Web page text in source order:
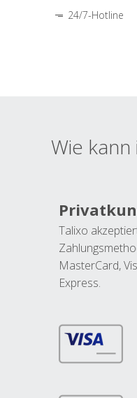
24/7-Hotline
Wie kann
Talixo
MasterCard,
Express.